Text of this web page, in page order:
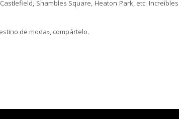
Shambles Square, Heaton Park, etc. Increíbles
de moda», compártelo.